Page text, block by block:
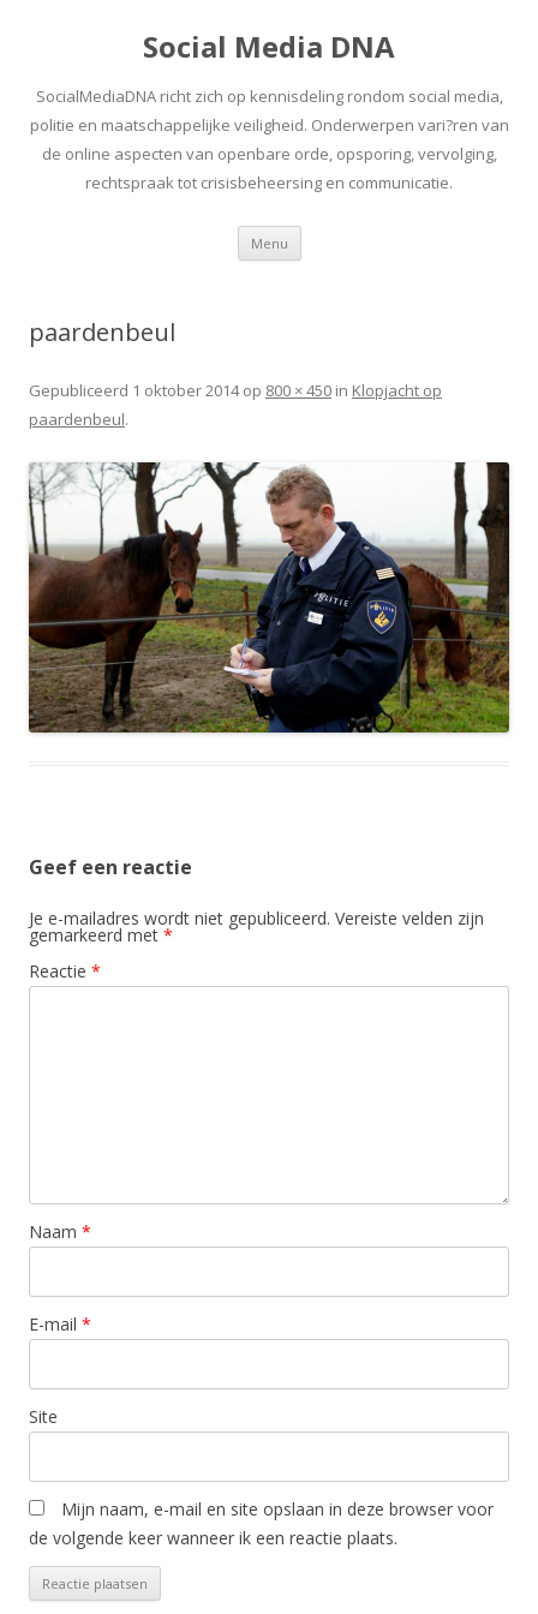
Social Media DNA
SocialMediaDNA richt zich op kennisdeling rondom social media,
politie en maatschappelijke veiligheid. Onderwerpen vari?ren van
de online aspecten van openbare orde, opsporing, vervolging,
rechtspraak tot crisisbeheersing en communicatie.
Menu Spring
inhoud
paardenbeul
Gepubliceerd 1 oktober 2014op 800 × 450 in Klopjacht op
paardenbeul.
Geef een reactie
Je e-mailadres wordt niet gepubliceerd. Vereiste velden zijn
gemarkeerd met *
Reactie *
Naam *
E-mail *
Site
Mijn naam, e-mail en site opslaan in deze browser voor
de volgende keer wanneer ik een reactie plaats.